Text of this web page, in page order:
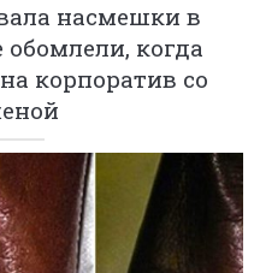
насмешки в
обомлели, когда
корпоратив со